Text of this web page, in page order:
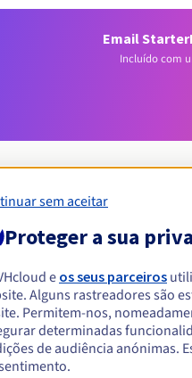
Email Starter
Incluído com
um .cpa.pro?
singulares ou coletivas,
Regras de
sem aceitar
Proteger a sua
eos seus parceiros
Alguns rastreadores são
Permitem-nos,
determinadas
de audiência anónimas.